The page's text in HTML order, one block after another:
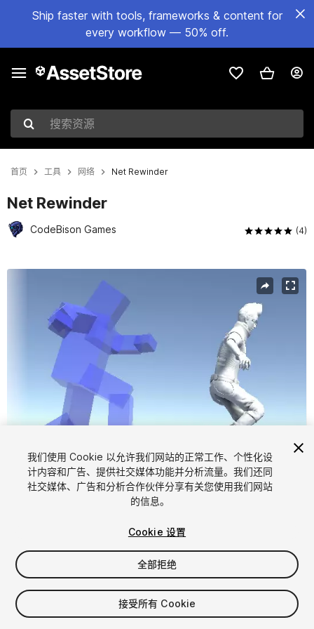
Ship faster with tools, frameworks & content for
every workflow — 50% off.
搜索资源
首页 工具 网络 Net Rewinder
Net Rewinder
CodeBison Games (4)
1 /5
$25
我们使用 Cookie 以允许我们网站的正常工作、个性化设
计内容和广告、提供社交媒体功能并分析流量。我们还同
社交媒体、广告和分析合作伙伴分享有关您使用我们网站
的信息。
Cookie 设置
全部拒绝
接受所有 Cookie